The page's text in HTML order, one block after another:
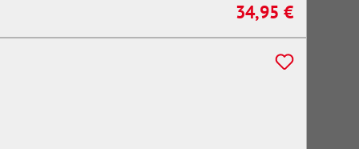
Regulärer Preis:
34,95 €